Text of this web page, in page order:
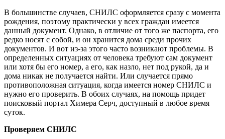
В большинстве случаев, СНИЛС оформляется сразу с момента
рождения, поэтому практически у всех граждан имеется
данный документ. Однако, в отличие от того же паспорта, его
редко носят с собой, и он хранится дома среди прочих
документов. И вот из-за этого часто возникают проблемы. В
определенных ситуациях от человека требуют сам документ
или хотя бы его номер, а его, как назло, нет под рукой, да и
дома никак не получается найти. Или случается прямо
противоположная ситуация, когда имеется номер СНИЛС и
нужно его проверить. В обоих случаях, на помощь придет
поисковый портал Химера Серч, доступный в любое время
суток.
Проверяем СНИЛС